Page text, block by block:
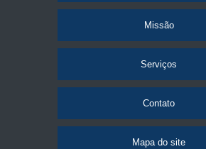
Missão
Serviços
Contato
Mapa do site